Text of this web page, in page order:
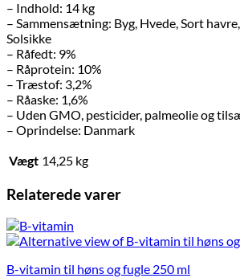
– Indhold: 14 kg
– Sammensætning: Byg, Hvede, Sort
Solsikke
– Råfedt: 9%
– Råprotein: 10%
– Træstof: 3,2%
– Råaske: 1,6%
– Uden GMO, pesticider, palmeolie og
– Oprindelse: Danmark
Vægt 14,25 kg
Relaterede varer
B-vitamin til høns og fugle 250 ml